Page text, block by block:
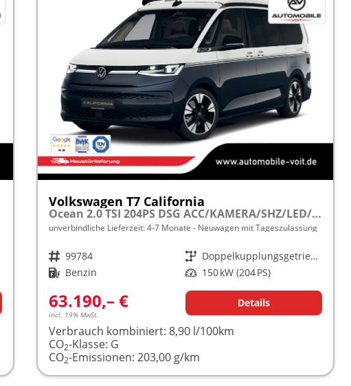
Volkswagen T7 California
Ocean 2.0 TSI 204PS DSG ACC/KAMERA/SHZ/LED/3Z.KLIMA frei konfigurierbar!
unverbindliche Lieferzeit: 4-7 Monate Neuwagen mit Tageszulassung
Fahrzeugnr. 99784 Getriebe
Doppelkupplungsgetriebe (DSG)
Kraftstoff Benzin Leistung 150 kW (204 PS)
63.190,– €
incl. 19% MwSt.
Details
Verbrauch kombiniert: 8,90 l/100km
CO2-Klasse: G
CO2-Emissionen: 203,00 g/km